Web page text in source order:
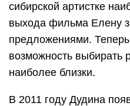
сибирской артистке
выхода фильма Елену
предложениями.
возможность выбирать
наиболее близки.
В 2011 году Дудина